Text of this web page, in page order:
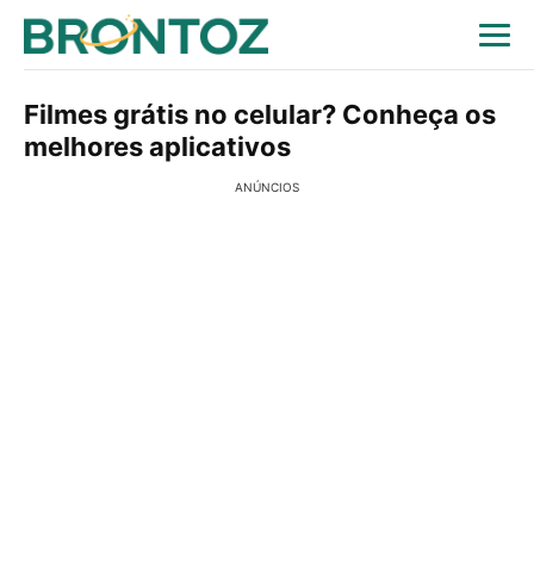
Filmes grátis no celular? Conheça os
melhores aplicativos
ANÚNCIOS